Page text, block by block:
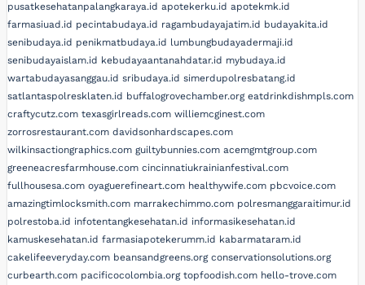
pusatkesehatanpalangkaraya.id apotekerku.id apotekmk.id
farmasiuad.id pecintabudaya.id ragambudayajatim.id budayakita.id
senibudaya.id penikmatbudaya.id lumbungbudayadermaji.id
senibudayaislam.id kebudayaantanahdatar.id mybudaya.id
wartabudayasanggau.id sribudaya.id simerdupolresbatang.id
satlantaspolresklaten.id buffalogrovechamber.org eatdrinkdishmpls.com
craftycutz.com texasgirlreads.com williemcginest.com
zorrosrestaurant.com davidsonhardscapes.com
wilkinsactiongraphics.com guiltybunnies.com acemgmtgroup.com
greeneacresfarmhouse.com cincinnatiukrainianfestival.com
fullhousesa.com oyaguerefineart.com healthywife.com pbcvoice.com
amazingtimlocksmith.com marrakechimmo.com polresmanggaraitimur.id
polrestoba.id infotentangkesehatan.id informasikesehatan.id
kamuskesehatan.id farmasiapotekerumm.id kabarmataram.id
cakelifeeveryday.com beansandgreens.org conservationsolutions.org
curbearth.com pacificocolombia.org topfoodish.com hello-trove.com